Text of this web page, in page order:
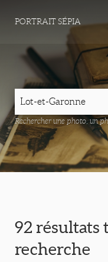
PORTRAIT SÉPIA
Rechercher une photo, un
92 résultats
recherche